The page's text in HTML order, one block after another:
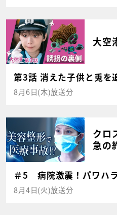
大空
第3話 消えた子供と兎を
8月6日(木)放送分
クロ
急の
＃5 病院激震！パワハ
8月4日(火)放送分